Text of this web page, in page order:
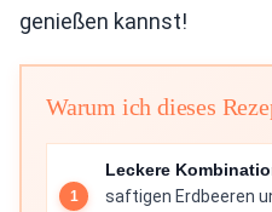
genießen kannst!
Warum ich dieses
Leckere
saftigen Erdbeeren